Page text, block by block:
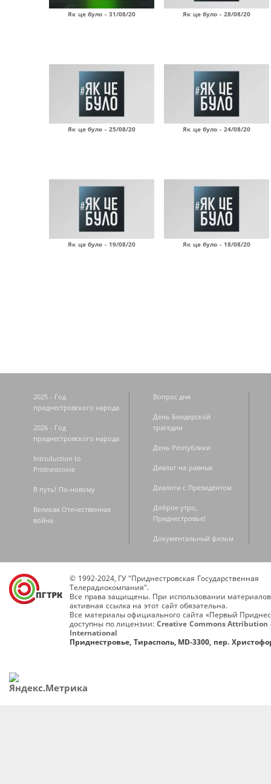
Як це було - 31/08/20 Як це було - 28/08/20
Як це було - 25/08/20 Як це було - 24/08/20
Як це було - 19/08/20 Як це було - 18/08/20
2025 - Год
приднестровского народа
2026 - Год
приднестровского народа
Introduction to
Pridnestrovie
В путь! По-новому
Великая Отечественная
война
Вопрос дня
День Бендерской
трагедии
День Республики
Диалог на равных
Диалоги с Президентом
Доброе утро,
Приднестровье!
Документальный фильм
© 1992-2024, ГУ "Приднестровская Государственная
Телерадиокомпания".
Все права защищены. При использовании
активная ссылка на этот сайт обязательна.
Все материалы официального сайта «Первый
доступны по лицензии: Creative Commons Attribution
International
Приднестровье, Тирасполь, MD-3300, пер.